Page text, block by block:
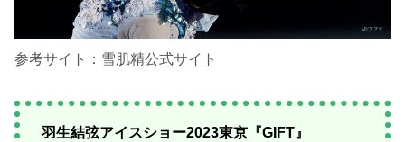
参考サイト：雪肌精公式サイト
羽生結弦アイスショー2023東京『GIFT』